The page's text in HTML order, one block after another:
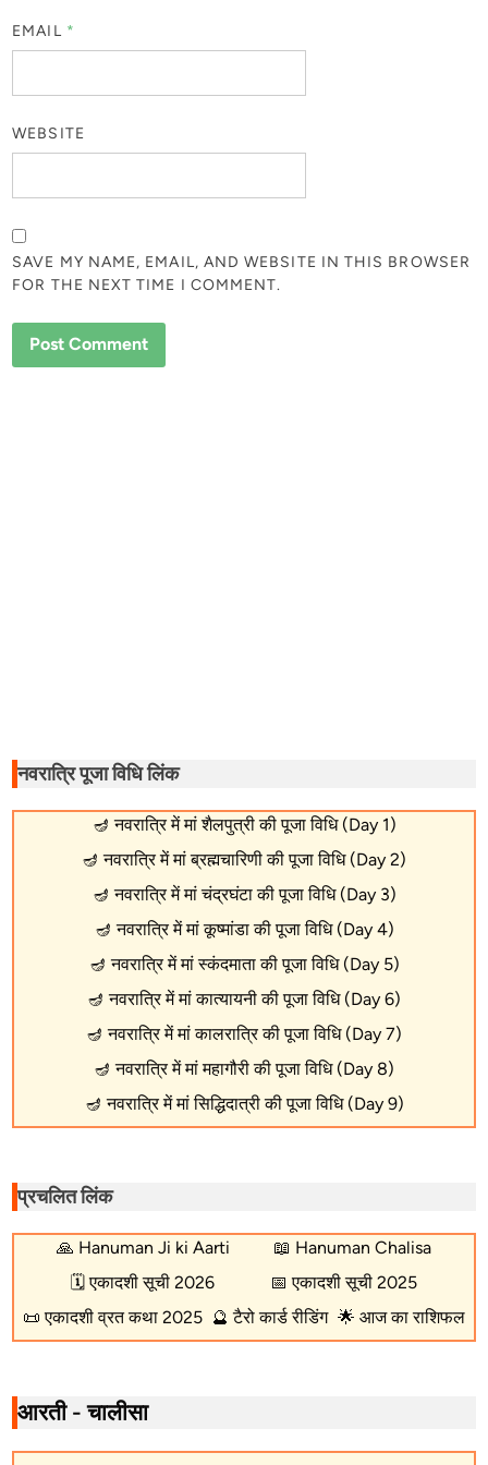
EMAIL *
WEBSITE
SAVE MY NAME, EMAIL, AND WEBSITE IN THIS BROWSER
FOR THE NEXT TIME I COMMENT.
नवरात्रि पूजा विधि लिंक
🪔 नवरात्रि में मां शैलपुत्री की पूजा विधि (Day 1)
🪔 नवरात्रि में मां ब्रह्मचारिणी की पूजा विधि (Day 2)
🪔 नवरात्रि में मां चंद्रघंटा की पूजा विधि (Day 3)
🪔 नवरात्रि में मां कूष्मांडा की पूजा विधि (Day 4)
🪔 नवरात्रि में मां स्कंदमाता की पूजा विधि (Day 5)
🪔 नवरात्रि में मां कात्यायनी की पूजा विधि (Day 6)
🪔 नवरात्रि में मां कालरात्रि की पूजा विधि (Day 7)
🪔 नवरात्रि में मां महागौरी की पूजा विधि (Day 8)
🪔 नवरात्रि में मां सिद्धिदात्री की पूजा विधि (Day 9)
प्रचलित लिंक
🙏 Hanuman Ji ki Aarti 📖 Hanuman Chalisa
🗓️ एकादशी सूची 2026 📅 एकादशी सूची 2025
📜 एकादशी व्रत कथा 2025 🔮 टैरो कार्ड रीडिंग 🌟 आज का राशिफल
आरती - चालीसा